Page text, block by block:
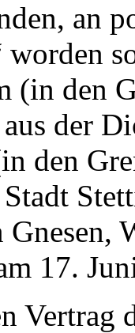
an
worden
(in den
der
den
17.
Vertrag